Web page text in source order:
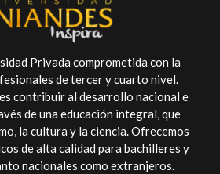
Privada comprometida con la
de tercer y cuarto nivel.
contribuir al desarrollo nacional e
de una educación integral, que
la cultura y la ciencia. Ofrecemos
de alta calidad para bachilleres y
nacionales como extranjeros.